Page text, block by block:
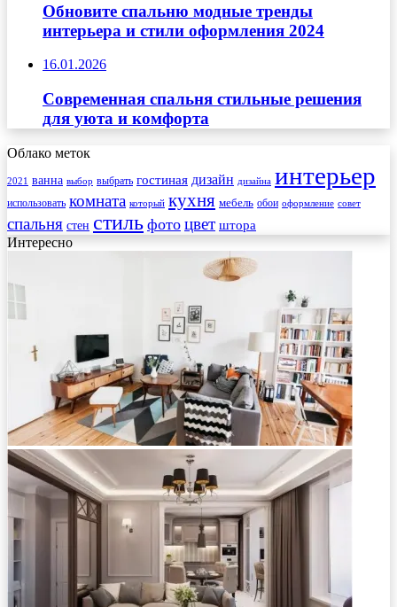
Обновите спальню модные тренды
интерьера и стили оформления 2024
16.01.2026
Современная спальня стильные решения
для уюта и комфорта
Облако меток
2021 ванна выбор выбрать гостиная дизайн дизайна интерьер
использовать комната который кухня мебель обои оформление совет
спальня стен стиль фото цвет штора
Интересно